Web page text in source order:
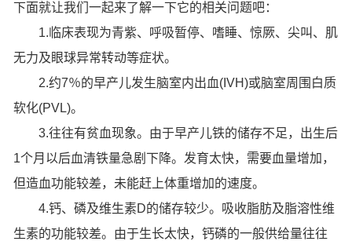
下面就让我们一起来了解一下它的相关问题吧：
1.临床表现为青紫、呼吸暂停、嗜睡、惊厥、尖叫、肌
无力及眼球异常转动等症状。
2.约7％的早产儿发生脑室内出血(IVH)或脑室周围白质
软化(PVL)。
3.往往有贫血现象。由于早产儿铁的储存不足，出生后
1个月以后血清铁量急剧下降。发育太快，需要血量增加，
但造血功能较差，未能赶上体重增加的速度。
4.钙、磷及维生素D的储存较少。吸收脂肪及脂溶性维
生素的功能较差。由于生长太快，钙磷的一般供给量往往